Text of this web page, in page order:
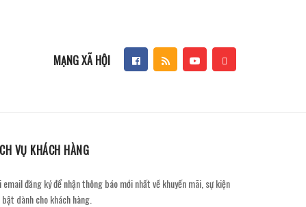
MẠNG XÃ HỘI
VỤ KHÁCH HÀNG
email đăng ký để nhận thông báo mới nhất về khuyến mãi, sự kiện
bật dành cho khách hàng.